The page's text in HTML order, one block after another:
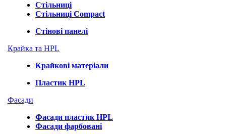
Стільниці
Стільниці Compact
Стінові панелі
Крайка та HPL
Крайкові матеріали
Пластик HPL
Фасади
Фасади пластик HPL
Фасади фарбовані